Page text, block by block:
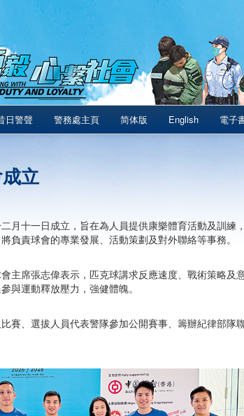
日警聲 警務處主頁 简体版 English 電子
立
月十一日成立，旨在為人員提供康樂體育活動及訓練
負責球會的專業發展、活動策劃及對外聯絡等事務。
主席張志偉表示，匹克球講求反應速度、戰術策略及
與運動釋放壓力，強健體魄。
賽、選拔人員代表警隊參加公開賽事、籌辦紀律部隊